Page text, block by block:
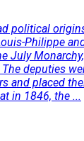
political
Philippe
July
deputies
and placed
in 1846, the ...